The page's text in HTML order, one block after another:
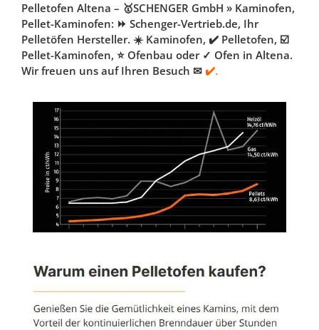
Pelletofen Altena – 🥇SCHENGER GmbH » Kaminofen,
Pellet-Kaminofen: ⏩ Schenger-Vertrieb.de, Ihr
Pelletöfen Hersteller. ☀️ Kaminofen, ✔️ Pelletofen, ☑️
Pellet-Kaminofen, ⭐ Ofenbau oder ✓ Ofen in Altena.
Wir freuen uns auf Ihren Besuch ✉ ✔️.